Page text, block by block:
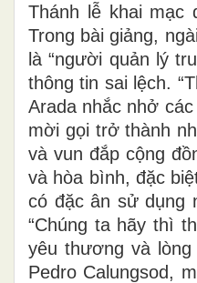
Thánh lễ khai mạc
Trong bài giảng,
là “người quản lý
thông tin sai lệch.
Arada nhắc nhở
mời gọi trở thành
và vun đắp cộng
và hòa bình, đặc
có đặc ân sử dụng
“Chúng ta hãy thì
yêu thương và
Pedro Calungsod,